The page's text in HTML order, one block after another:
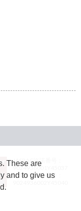
JASRAC許諾番号：
9024936001Y45037
JASRAC許諾番号：
These are
and to give us